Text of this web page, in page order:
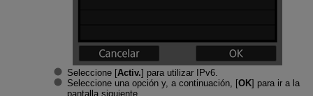
Seleccione [Activ.] para utilizar IPv6.
Seleccione una opción y, a continuación, [OK] para ir a la
pantalla siguiente.